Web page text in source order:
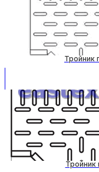
Тройник
Тройник